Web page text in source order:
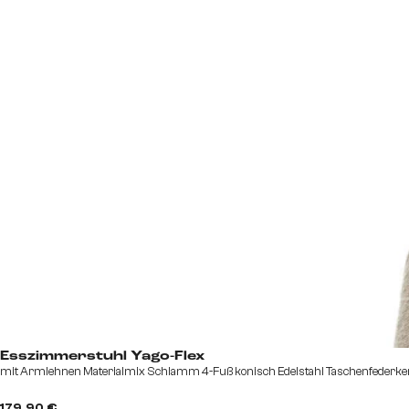
Esszimmerstuhl Yago-Flex
mit Armlehnen Materialmix Schlamm 4-Fuß konisch Edelstahl